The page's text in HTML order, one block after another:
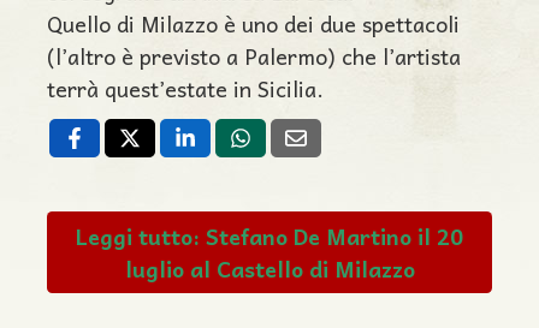
Quello di Milazzo è uno dei due spettacoli
(l’altro è previsto a Palermo) che l’artista
terrà quest’estate in Sicilia.
Leggi tutto: Stefano De Martino il 20
luglio al Castello di Milazzo